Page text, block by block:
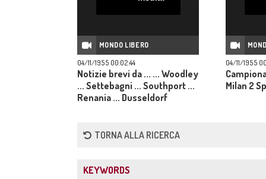
MONDO LIBERO
04/11/1955 00:02:44
Notizie brevi da ... ... Woodley
... Settebagni ... Southport ...
Renania ... Dusseldorf
04/11/1955
Milan 2
TORNA ALLA RICERCA
KEYWORDS